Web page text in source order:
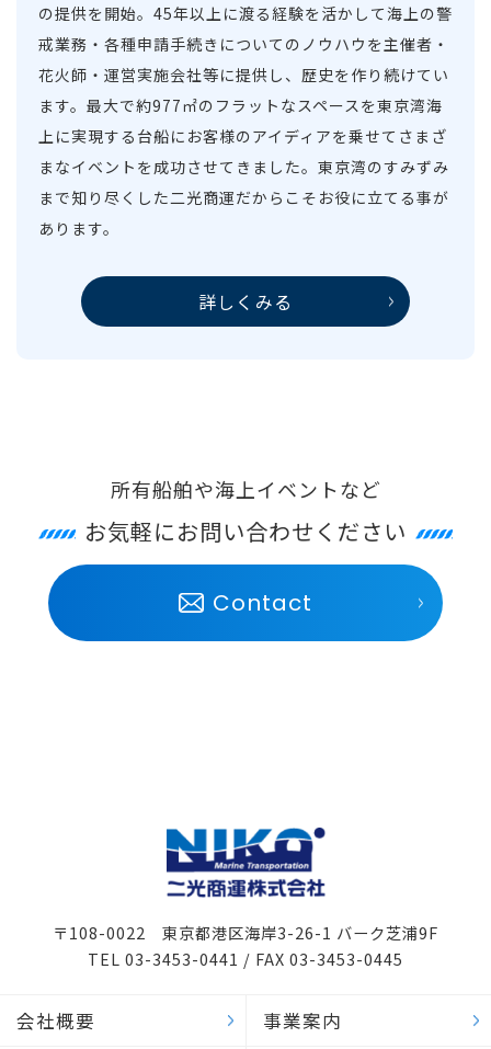
の提供を開始。45年以上に渡る経験を活かして海上の警
戒業務・各種申請手続きについてのノウハウを主催者・
花火師・運営実施会社等に提供し、歴史を作り続けてい
ます。最大で約977㎡のフラットなスペースを東京湾海
上に実現する台船にお客様のアイディアを乗せてさまざ
まなイベントを成功させてきました。東京湾のすみずみ
まで知り尽くした二光商運だからこそお役に立てる事が
あります。
詳しくみる
所有船舶や海上イベントなど
お気軽にお問い合わせください
Contact
〒108-0022 東京都港区海岸3-26-1 バーク芝浦9F
TEL 03-3453-0441 / FAX 03-3453-0445
会社概要 事業案内